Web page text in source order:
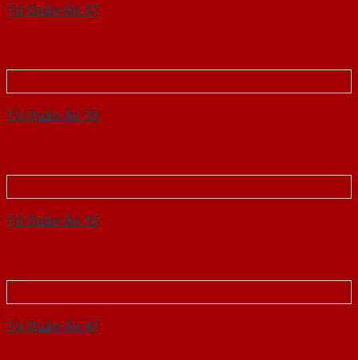
Tủ Quần Áo 37
Tủ Quần Áo 33
Tủ Quần Áo 15
Tủ Quần Áo 47